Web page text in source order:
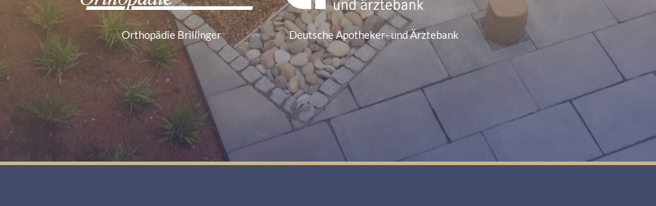
Orthopädie Brillinger Deutsche Apotheker- und Ärztebank